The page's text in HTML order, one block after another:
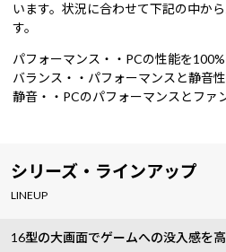
います。状況に合わせて下記の中か
す。
パフォーマンス・・PCの性能を
バランス・・パフォーマンスと静音
静音・・PCのパフォーマンスとファ
シリーズ・ラインアップ
LINEUP
16型の大画面でゲームへの没入感を